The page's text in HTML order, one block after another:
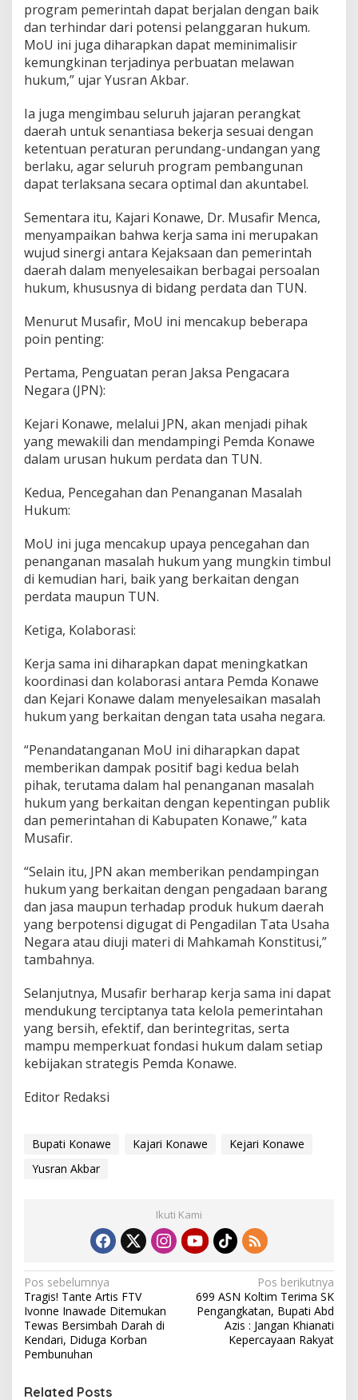
program pemerintah dapat berjalan dengan baik
dan terhindar dari potensi pelanggaran hukum.
MoU ini juga diharapkan dapat meminimalisir
kemungkinan terjadinya perbuatan melawan
hukum,” ujar Yusran Akbar.
Ia juga mengimbau seluruh jajaran perangkat
daerah untuk senantiasa bekerja sesuai dengan
ketentuan peraturan perundang-undangan yang
berlaku, agar seluruh program pembangunan
dapat terlaksana secara optimal dan akuntabel.
Sementara itu, Kajari Konawe, Dr. Musafir Menca,
menyampaikan bahwa kerja sama ini merupakan
wujud sinergi antara Kejaksaan dan pemerintah
daerah dalam menyelesaikan berbagai persoalan
hukum, khususnya di bidang perdata dan TUN.
Menurut Musafir, MoU ini mencakup beberapa
poin penting:
Pertama, Penguatan peran Jaksa Pengacara
Negara (JPN):
Kejari Konawe, melalui JPN, akan menjadi pihak
yang mewakili dan mendampingi Pemda Konawe
dalam urusan hukum perdata dan TUN.
Kedua, Pencegahan dan Penanganan Masalah
Hukum:
MoU ini juga mencakup upaya pencegahan dan
penanganan masalah hukum yang mungkin timbul
di kemudian hari, baik yang berkaitan dengan
perdata maupun TUN.
Ketiga, Kolaborasi:
Kerja sama ini diharapkan dapat meningkatkan
koordinasi dan kolaborasi antara Pemda Konawe
dan Kejari Konawe dalam menyelesaikan masalah
hukum yang berkaitan dengan tata usaha negara.
“Penandatanganan MoU ini diharapkan dapat
memberikan dampak positif bagi kedua belah
pihak, terutama dalam hal penanganan masalah
hukum yang berkaitan dengan kepentingan publik
dan pemerintahan di Kabupaten Konawe,” kata
Musafir.
“Selain itu, JPN akan memberikan pendampingan
hukum yang berkaitan dengan pengadaan barang
dan jasa maupun terhadap produk hukum daerah
yang berpotensi digugat di Pengadilan Tata Usaha
Negara atau diuji materi di Mahkamah Konstitusi,”
tambahnya.
Selanjutnya, Musafir berharap kerja sama ini dapat
mendukung terciptanya tata kelola pemerintahan
yang bersih, efektif, dan berintegritas, serta
mampu memperkuat fondasi hukum dalam setiap
kebijakan strategis Pemda Konawe.
Editor Redaksi
Bupati Konawe Kajari Konawe
Kejari Konawe
Yusran Akbar
Ikuti Kami
N
a
v
i
Pos sebelumnya
Tragis! Tante Artis FTV
Ivonne Inawade Ditemukan
Tewas Bersimbah Darah di
Kendari, Diduga Korban
Pembunuhan
Pos berikutnya
699 ASN Koltim Terima SK
Pengangkatan, Bupati Abd
Azis : Jangan Khianati
Kepercayaan Rakyat
Related Posts